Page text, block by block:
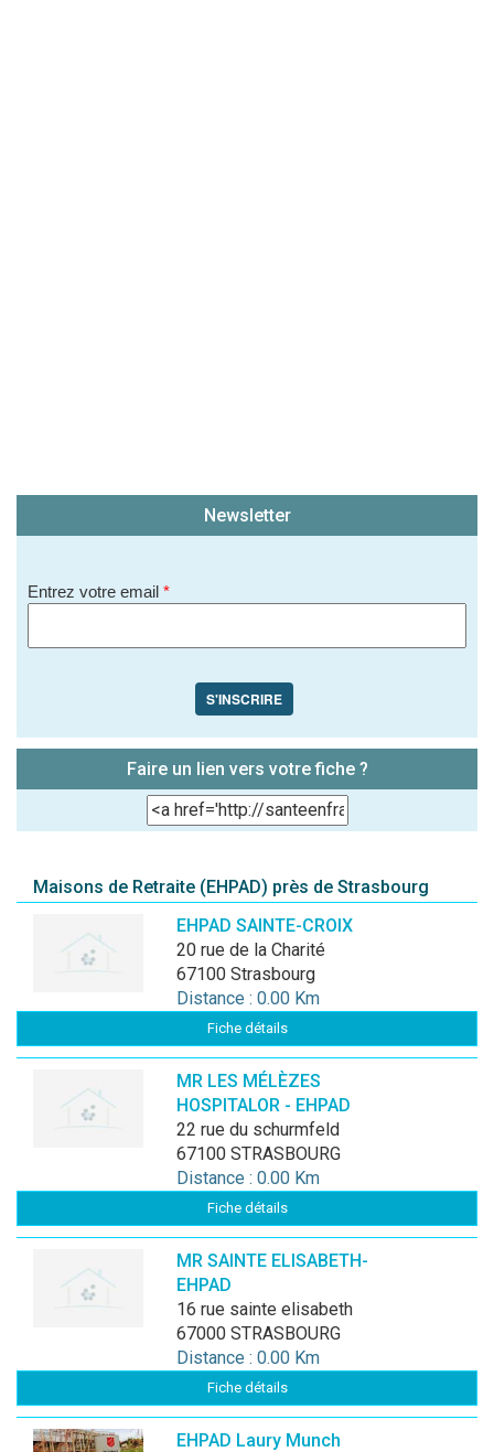
Newsletter
Entrez votre email *
S'INSCRIRE
Faire un lien vers votre fiche ?
Maisons de Retraite (EHPAD) près de Strasbourg
EHPAD SAINTE-CROIX
20 rue de la Charité
67100 Strasbourg
Distance : 0.00 Km
Fiche détails
MR LES MÉLÈZES
HOSPITALOR - EHPAD
22 rue du schurmfeld
67100 STRASBOURG
Distance : 0.00 Km
Fiche détails
MR SAINTE ELISABETH-
EHPAD
16 rue sainte elisabeth
67000 STRASBOURG
Distance : 0.00 Km
Fiche détails
EHPAD Laury Munch